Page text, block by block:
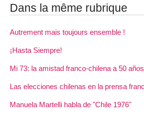
Dans la même rubrique
Autrement mais toujours ensemble !
¡Hasta Siempre!
Mi 73: la amistad franco-chilena a 50
Las elecciones chilenas en la prensa
Manuela Martelli habla de "Chile 1976"